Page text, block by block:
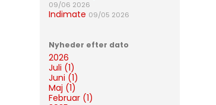
09/06 2026
Indimate 09/05 2026
Nyheder efter dato
2026
Juli (1)
Juni (1)
Maj (1)
Februar (1)